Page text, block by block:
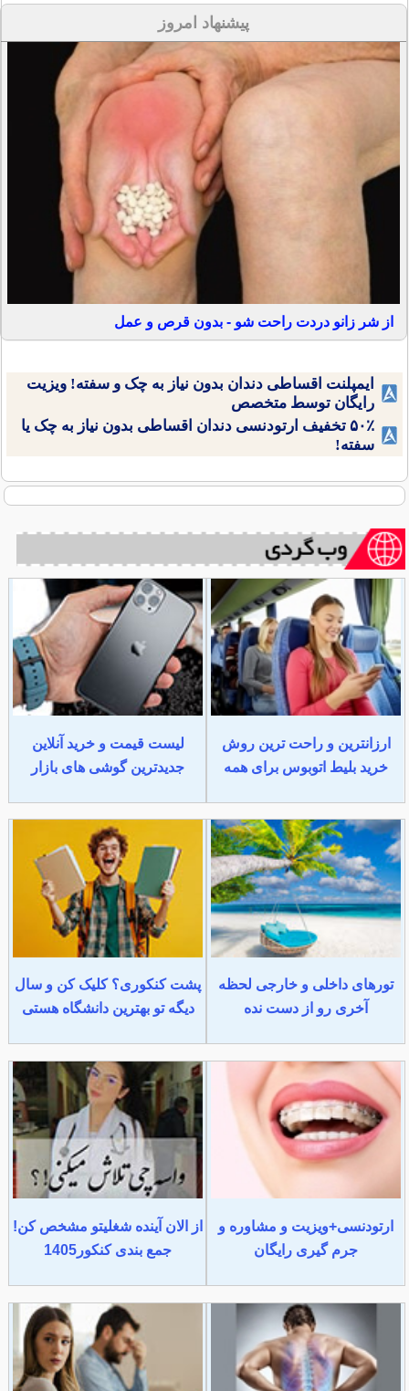
پیشنهاد امروز
از شر زانو دردت راحت شو - بدون قرص و عمل
ایمپلنت اقساطی دندان بدون نیاز به چک و سفته! ویزیت
رایگان توسط متخصص
۵۰٪ تخفیف ارتودنسی دندان اقساطی بدون نیاز به چک یا
سفته!
ارزانترین و راحت ترین روش
خرید بلیط اتوبوس برای همه
لیست قیمت و خرید آنلاین
جدیدترین گوشی های بازار
تورهای داخلی و خارجی لحظه
آخری رو از دست نده
پشت کنکوری؟ کلیک کن و سال
دیگه تو بهترین دانشگاه هستی
ارتودنسی+ویزیت و مشاوره و
جرم گیری رایگان
از الان آینده شغلیتو مشخص کن!
جمع بندی کنکور1405